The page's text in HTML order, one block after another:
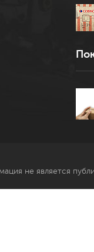
не является